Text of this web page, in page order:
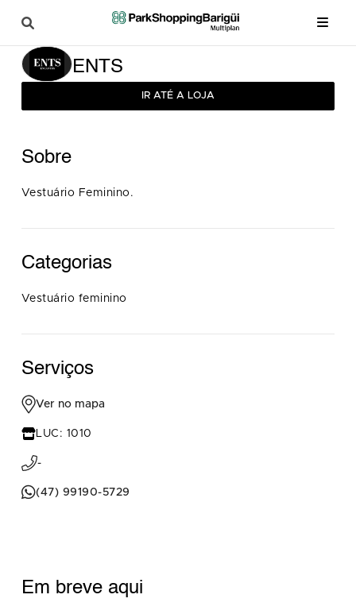
ENTS
IR ATÉ A LOJA
Sobre
Vestuário Feminino.
Categorias
Vestuário feminino
Serviços
Ver no mapa
LUC: 1010
-
(47) 99190-5729
Em breve aqui